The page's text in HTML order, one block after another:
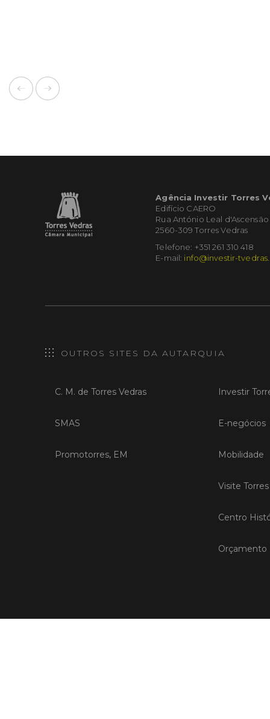
Agência Investir Torres
Edifício CAERO
Rua António Leal d'Ascensão
2560-309 Torres Vedras
Telefone: +351 261 310 418
E-mail: info@investir-
OUTROS SITES DA AUTARQUIA
C. M. de Torres Vedras
SMAS
Promotorres, EM
Investir
E-negócios
Mobilidade
Visite
Centro
Orçamento